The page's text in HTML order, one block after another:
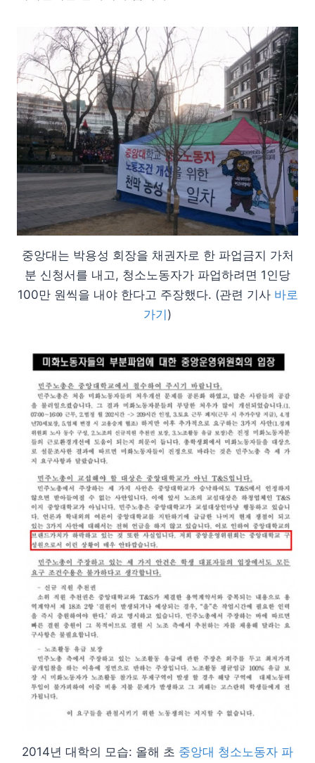
중앙대는 박용성 회장을 채권자로 한 파업금지 가처
분 신청서를 내고, 청소노동자가 파업하려면 1인당
100만 원씩을 내야 한다고 주장했다. (관련 기사 바로
가기)
2014년 대학의 모습: 올해 초 중앙대 청소노동자 파